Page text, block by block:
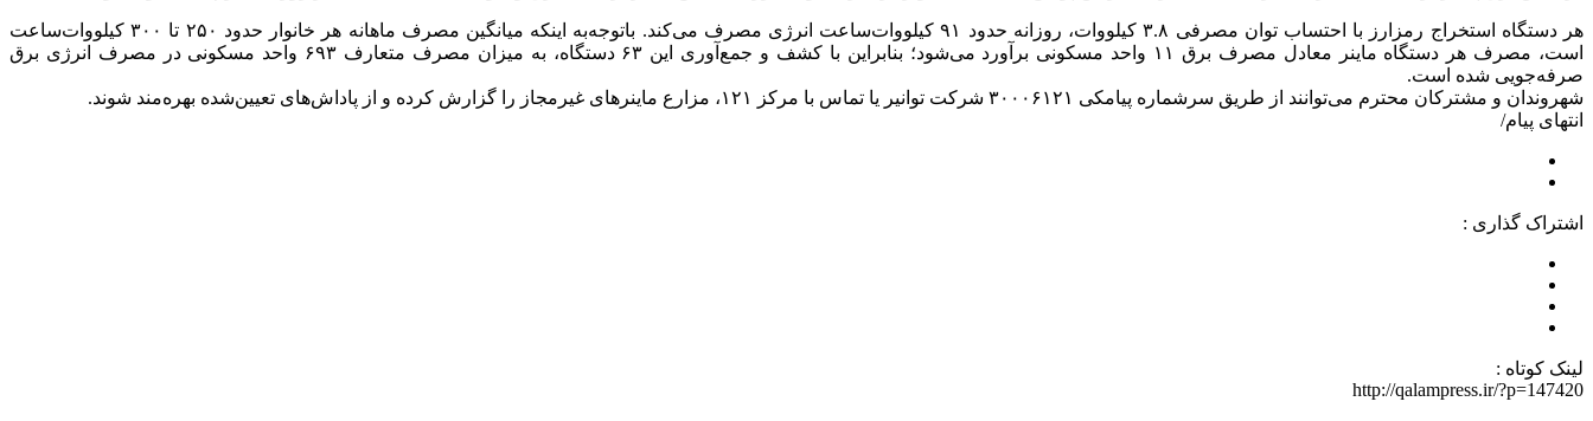
هر دستگاه استخراج رمزارز با احتساب توان مصرفی ۳.۸ کیلووات، روزانه حدود ۹۱ کیلووات‌ساعت انرژی مصرف می‌کند. باتوجه‌به اینکه میانگین مصرف ماهانه هر خانوار حدود ۲۵۰ تا ۳۰۰ کیلووات‌ساعت
است، مصرف هر دستگاه ماینر معادل مصرف برق ۱۱ واحد مسکونی برآورد می‌شود؛ بنابراین با کشف و جمع‌آوری این ۶۳ دستگاه، به میزان مصرف متعارف ۶۹۳ واحد مسکونی در مصرف انرژی برق
صرفه‌جویی شده است.
شهروندان و مشترکان محترم می‌توانند از طریق سرشماره پیامکی ۳۰۰۰۶۱۲۱ شرکت توانیر یا تماس با مرکز ۱۲۱، مزارع ماینرهای غیرمجاز را گزارش کرده و از پاداش‌های تعیین‌شده بهره‌مند شوند.
انتهای پیام/
اشتراک گذاری :
لینک کوتاه :
http://qalampress.ir/?p=147420